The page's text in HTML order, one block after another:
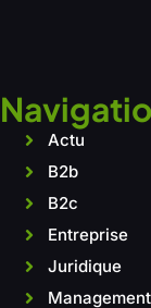
Actu
B2b
B2c
Entreprise
Juridique
Management